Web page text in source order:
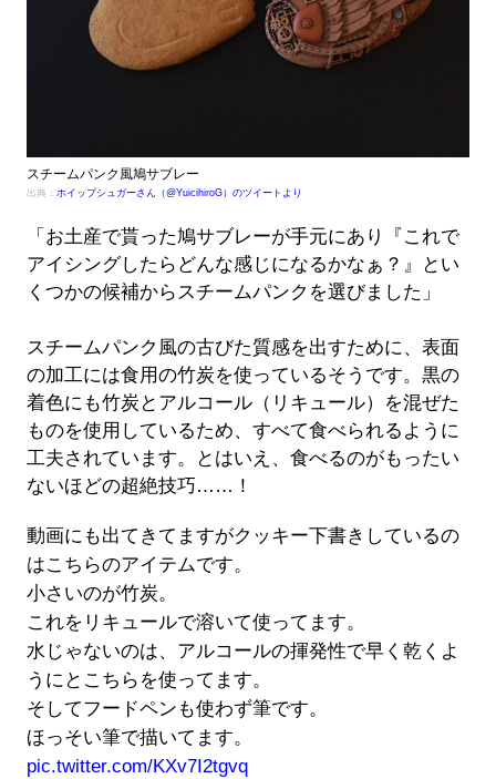
スチームパンク風鳩サブレー
出典： ホイップシュガーさん（@YuicihiroG）のツイートより
「お土産で貰った鳩サブレーが手元にあり『これで
アイシングしたらどんな感じになるかなぁ？』とい
くつかの候補からスチームパンクを選びました」
スチームパンク風の古びた質感を出すために、表面
の加工には食用の竹炭を使っているそうです。黒の
着色にも竹炭とアルコール（リキュール）を混ぜた
ものを使用しているため、すべて食べられるように
工夫されています。とはいえ、食べるのがもったい
ないほどの超絶技巧……！
動画にも出てきてますがクッキー下書きしているの
はこちらのアイテムです。
小さいのが竹炭。
これをリキュールで溶いて使ってます。
水じゃないのは、アルコールの揮発性で早く乾くよ
うにとこちらを使ってます。
そしてフードペンも使わず筆です。
ほっそい筆で描いてます。
pic.twitter.com/KXv7I2tgvq